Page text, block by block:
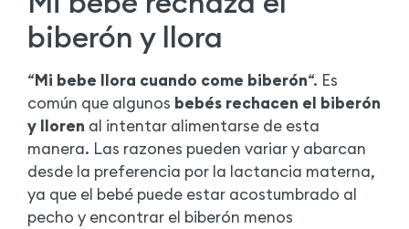
biberón y llora
“Mi bebe llora cuando come biberón“. Es
común que algunos bebés rechacen el biberón
y lloren al intentar alimentarse de esta
manera. Las razones pueden variar y abarcan
desde la preferencia por la lactancia materna,
ya que el bebé puede estar acostumbrado al
pecho y encontrar el biberón menos